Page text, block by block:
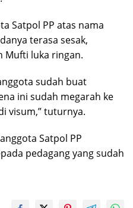
Satpol PP atas nama
terasa sesak,
Mufti luka ringan.
sudah buat
ini sudah megarah ke
visum,” tuturnya.
Satpol PP
pedagang yang sudah